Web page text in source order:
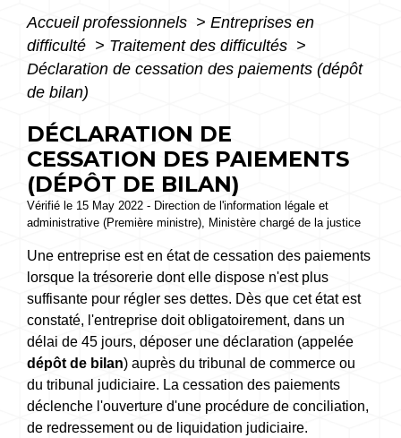
Accueil professionnels > Entreprises en
difficulté > Traitement des difficultés >
Déclaration de cessation des paiements (dépôt
de bilan)
DÉCLARATION DE
CESSATION DES PAIEMENTS
(DÉPÔT DE BILAN)
Vérifié le 15 May 2022 - Direction de l'information légale et
administrative (Première ministre), Ministère chargé de la justice
Une entreprise est en état de cessation des paiements
lorsque la trésorerie dont elle dispose n'est plus
suffisante pour régler ses dettes. Dès que cet état est
constaté, l'entreprise doit obligatoirement, dans un
délai de 45 jours, déposer une déclaration (appelée
dépôt de bilan) auprès du tribunal de commerce ou
du tribunal judiciaire. La cessation des paiements
déclenche l'ouverture d'une procédure de conciliation,
de redressement ou de liquidation judiciaire.